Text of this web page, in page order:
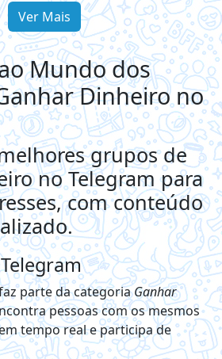
Ver Mais
Mundo dos
Dinheiro no
grupos de
no Telegram para
com conteúdo
parte da categoriaGanhar
pessoas com os mesmos
tempo real e participa de